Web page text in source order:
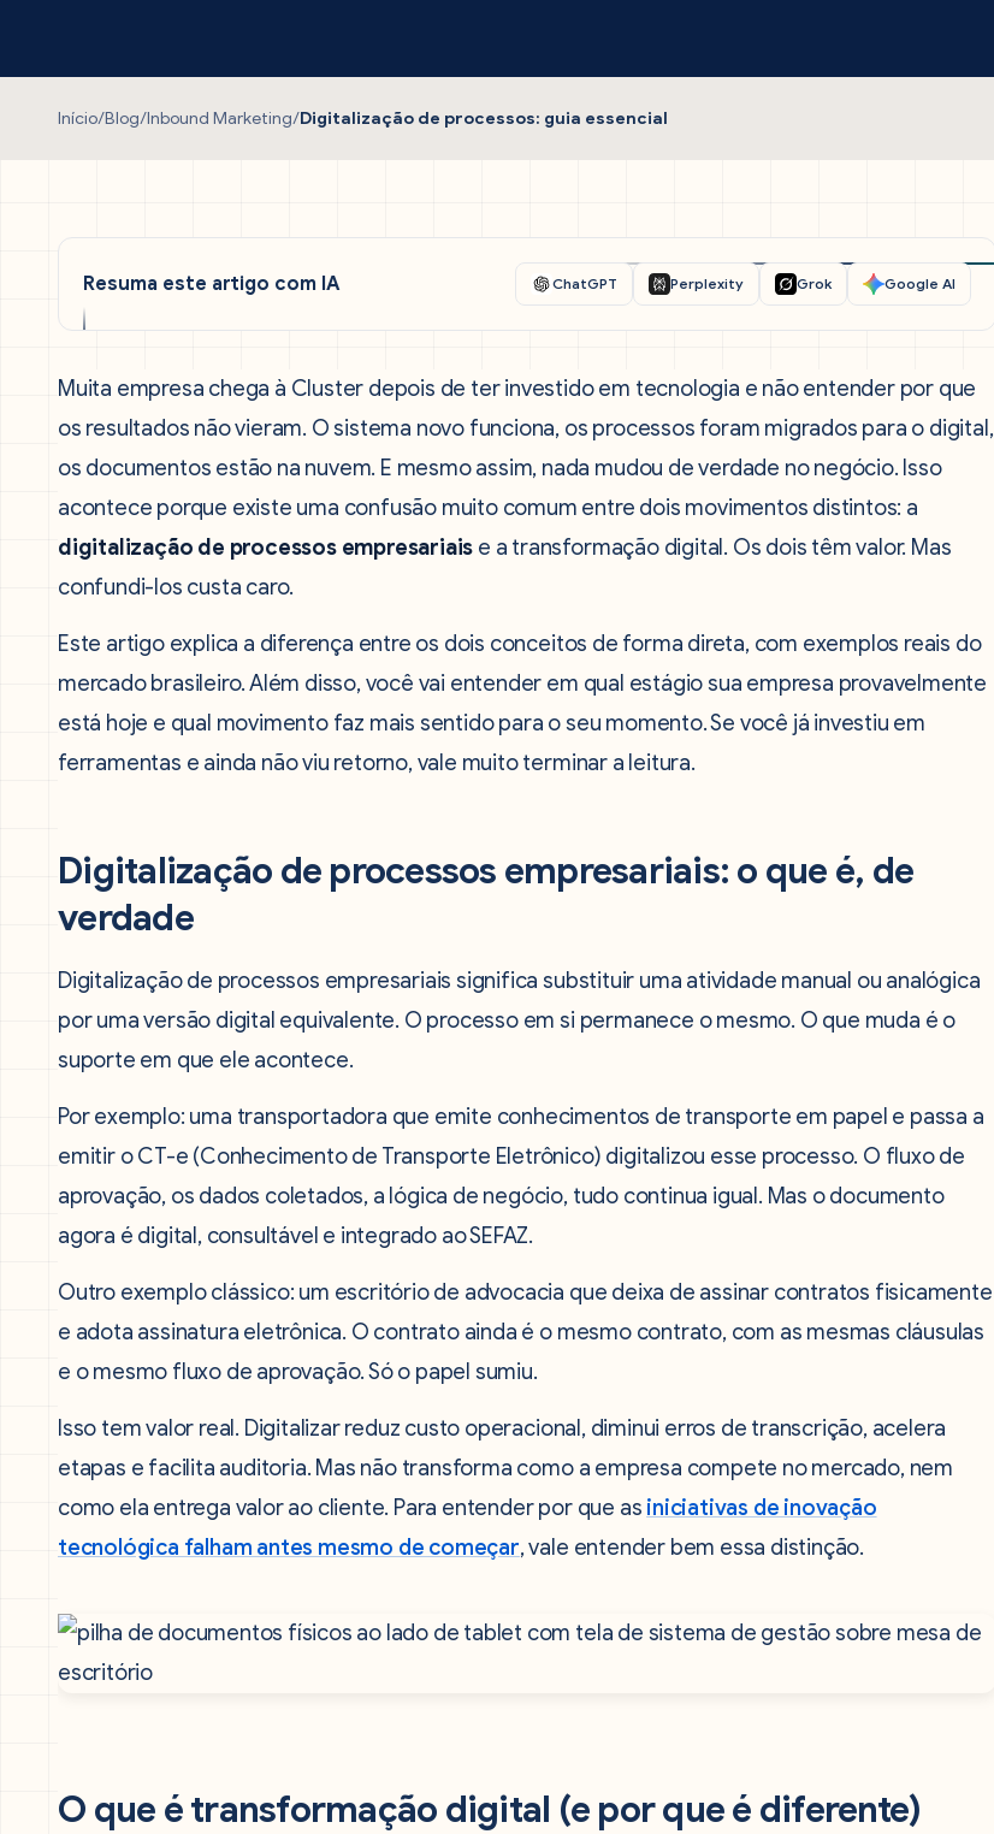
Início/Blog/Inbound Marketing/Digitalização de processos: guia essencial
Resuma este artigo com IA ChatGPT Perplexity Grok Google AI
Muita empresa chega à Cluster depois de ter investido em tecnologia e não entender por que
os resultados não vieram. O sistema novo funciona, os processos foram migrados para o digital,
os documentos estão na nuvem. E mesmo assim, nada mudou de verdade no negócio. Isso
acontece porque existe uma confusão muito comum entre dois movimentos distintos: a
digitalização de processos empresariais e a transformação digital. Os dois têm valor. Mas
confundi-los custa caro.
Este artigo explica a diferença entre os dois conceitos de forma direta, com exemplos reais do
mercado brasileiro. Além disso, você vai entender em qual estágio sua empresa provavelmente
está hoje e qual movimento faz mais sentido para o seu momento. Se você já investiu em
ferramentas e ainda não viu retorno, vale muito terminar a leitura.
Digitalização de processos empresariais: o que é, de
verdade
Digitalização de processos empresariais significa substituir uma atividade manual ou analógica
por uma versão digital equivalente. O processo em si permanece o mesmo. O que muda é o
suporte em que ele acontece.
Por exemplo: uma transportadora que emite conhecimentos de transporte em papel e passa a
emitir o CT-e (Conhecimento de Transporte Eletrônico) digitalizou esse processo. O fluxo de
aprovação, os dados coletados, a lógica de negócio, tudo continua igual. Mas o documento
agora é digital, consultável e integrado ao SEFAZ.
Outro exemplo clássico: um escritório de advocacia que deixa de assinar contratos fisicamente
e adota assinatura eletrônica. O contrato ainda é o mesmo contrato, com as mesmas cláusulas
e o mesmo fluxo de aprovação. Só o papel sumiu.
Isso tem valor real. Digitalizar reduz custo operacional, diminui erros de transcrição, acelera
etapas e facilita auditoria. Mas não transforma como a empresa compete no mercado, nem
como ela entrega valor ao cliente. Para entender por que as iniciativas de inovação
tecnológica falham antes mesmo de começar, vale entender bem essa distinção.
O que é transformação digital (e por que é diferente)